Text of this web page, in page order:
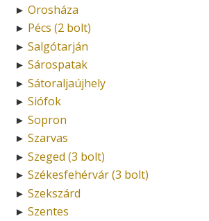
► Orosháza
► Pécs (2 bolt)
► Salgótarján
► Sárospatak
► Sátoraljaújhely
► Siófok
► Sopron
► Szarvas
► Szeged (3 bolt)
► Székesfehérvár (3 bolt)
► Szekszárd
► Szentes